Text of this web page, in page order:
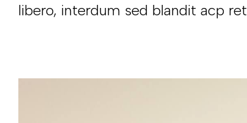
libero, interdum sed blandit acp